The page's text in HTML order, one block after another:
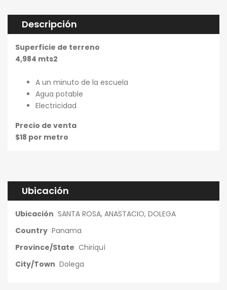
Descripción
Superficie de terreno
4,984 mts2
A un minuto de la escuela
Agua potable
Electricidad
Precio de venta
$18 por metro
Ubicación
Ubicación SANTA ROSA, ANASTACIO, DOLEGA
Country Panama
Province/State Chiriquí
City/Town Dolega